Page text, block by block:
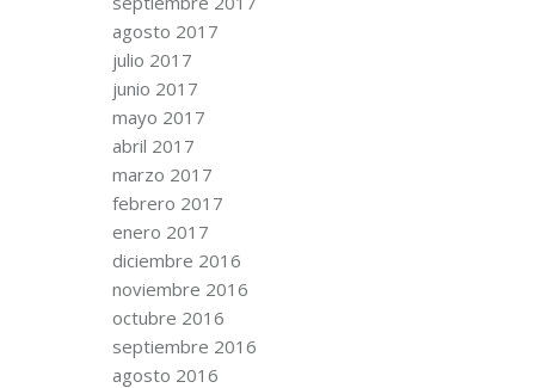
agosto 2017
julio 2017
junio 2017
mayo 2017
abril 2017
marzo 2017
febrero 2017
enero 2017
diciembre 2016
noviembre 2016
octubre 2016
septiembre 2016
agosto 2016